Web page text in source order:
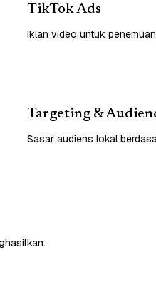
TikTok Ads
Iklan video untuk
Targeting &
Sasar audiens lokal